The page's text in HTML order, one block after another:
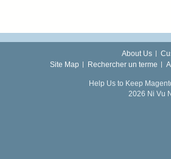
About Us
Site Map
Rechercher un terme
Help Us to Keep
2026 Ni Vu